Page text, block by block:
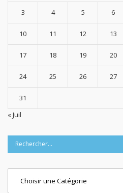
3 4 5 6
10 11 12 13
17 18 19 20
24 25 26 27
31
« Juil